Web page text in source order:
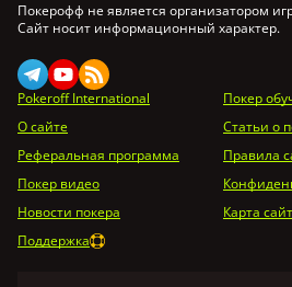
Покерофф не является организатором
Сайт носит информационный характер.
Pokeroff International
Покер
О сайте
Статьи о
Реферальная программа
Правила
Покер видео
Новости покера
Карта
Поддержка